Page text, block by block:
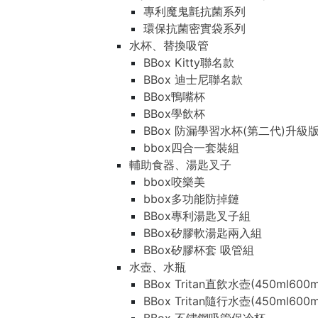
專利魔鬼氈抗菌系列
環保抗菌密實袋系列
水杯、替換吸管
BBox Kitty聯名款
BBox 迪士尼聯名款
BBox鴨嘴杯
BBox學飲杯
BBox 防漏學習水杯(第二代)升級版
bbox四合一套裝組
輔助食器、湯匙叉子
bbox咬樂美
bbox多功能防掉鏈
BBox專利湯匙叉子組
BBox矽膠軟湯匙兩入組
BBox矽膠杯套 吸管組
水壺、水瓶
BBox Tritan直飲水壺
BBox Tritan隨行水壺